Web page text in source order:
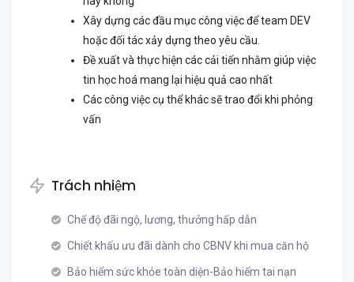
Xây dựng các đầu mục công việc để team DEV
hoặc đối tác xảy dựng theo yêu cầu.
Đề xuất và thực hiện các cải tiến nhằm giúp việc
tin học hoá mang lại hiệu quả cao nhất
Các công việc cụ thể khác sẽ trao đổi khi phỏng
vấn
Trách nhiệm
Chế độ đãi ngộ, lương, thưởng hấp dẫn
Chiết khấu ưu đãi dành cho CBNV khi mua căn hộ
Bảo hiểm sức khỏe toàn diện-Bảo hiểm tai nạn